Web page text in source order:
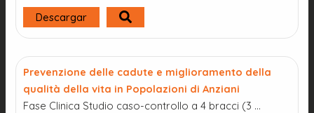
Descargar
Prevenzione delle cadute e miglioramento della
qualità della vita in Popolazioni di Anziani
Fase Clinica Studio caso-controllo a 4 bracci (3 …